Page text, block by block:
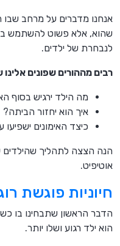
אנחנו מדברים על מרחב
שהוא, אלא פשוט להשתמש
לנבחרת של ילדים.
רבים מההורים שפונים אלינו
מה הילד ירגיש בסוף
איך הוא יחזור הביתה?
כיצד האימונים ישפיעו
הנה הצצה לתהליך שהילדים
אוטיפיט.
חיוניות פוגשת
הדבר הראשון שתבחינו בו
הוא ילד רגוע ושלו יותר.